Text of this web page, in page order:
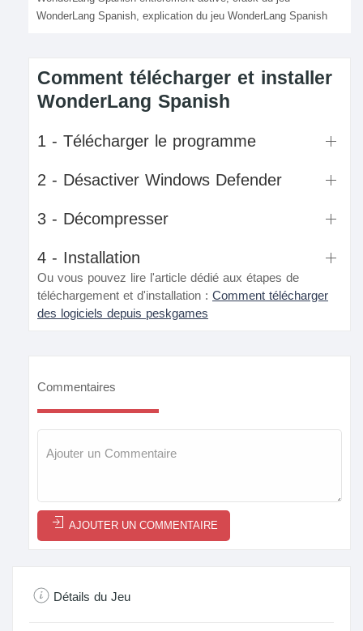
WonderLang Spanish, explication du jeu WonderLang Spanish
Comment télécharger et installer
WonderLang Spanish
1 - Télécharger le programme
2 - Désactiver Windows Defender
3 - Décompresser
4 - Installation
Ou vous pouvez lire l'article dédié aux étapes de
téléchargement et d'installation : Comment télécharger
des logiciels depuis peskgames
Commentaires
AJOUTER UN COMMENTAIRE
Détails du Jeu